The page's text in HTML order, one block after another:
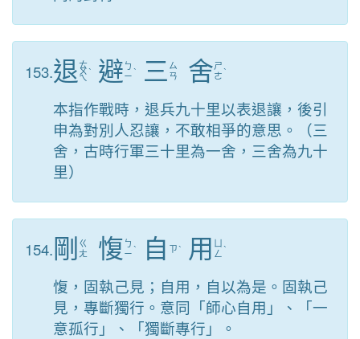
153.退ㄊ
ㄨ
ㄟ
ˋ 避 ㄅ
ㄧˋ 三 ㄙ
ㄢ
舍ㄕ
ㄜˋ
本指作戰時，退兵九十里以表退讓，後引
申為對別人忍讓，不敢相爭的意思。（三
舍，古時行軍三十里為一舍，三舍為九十
里）
154. 剛
ㄍ
ㄤ
愎 ㄅ
ㄧˋ 自 ㄗˋ 用 ㄥ ˋ
愎，固執己見；自用，自以為是。固執己
見，專斷獨行。意同「師心自用」、「一
意孤行」、「獨斷專行」。